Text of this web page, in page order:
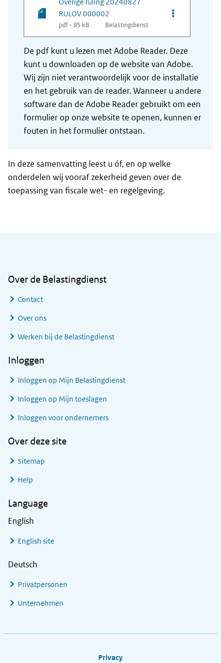
RULOV 000002
pdf - 85 kB Belastingdienst
Opties van
De pdf kunt u lezen met Adobe Reader. Deze
kunt u downloaden op de website van Adobe.
Wij zijn niet verantwoordelijk voor de installatie
en het gebruik van de reader. Wanneer u andere
software dan de Adobe Reader gebruikt om een
formulier op onze website te openen, kunnen er
fouten in het formulier ontstaan.
In deze samenvatting leest u óf, en op welke
onderdelen wij vooraf zekerheid geven over de
toepassing van fiscale wet- en regelgeving.
Over de Belastingdienst
Contact
Over ons
Werken bij de Belastingdienst
Inloggen
Inloggen op Mijn Belastingdienst
Inloggen op Mijn toeslagen
Inloggen voor ondernemers
Over deze site
Sitemap
Help
Language
English
English site
Deutsch
Privatpersonen
Unternehmen
Privacy